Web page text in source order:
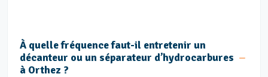
À quelle fréquence faut-il entretenir un
décanteur ou un séparateur d’hydrocarbures
à Orthez ?